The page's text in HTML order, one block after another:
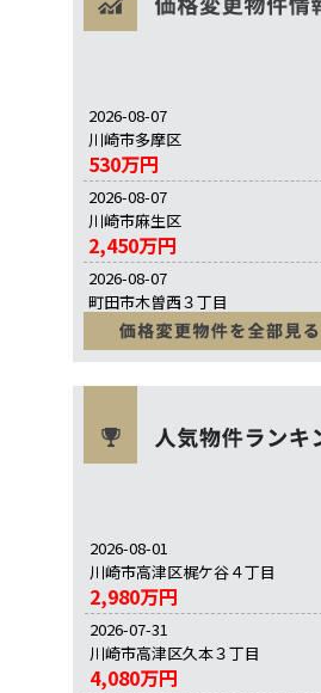
2026-08-07
川崎市多摩区
530万円
2026-08-07
川崎市麻生区
2,450万円
2026-08-07
町田市木曽西３丁目
5,280万円
2026-08-01
川崎市高津区梶ケ谷４丁目
2,980万円
2026-07-31
川崎市高津区久本３丁目
4,080万円